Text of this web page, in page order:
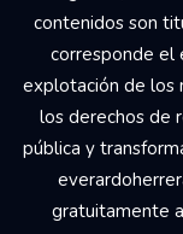
Your Add
© 2017 Un
Comercial Udesa
derechos